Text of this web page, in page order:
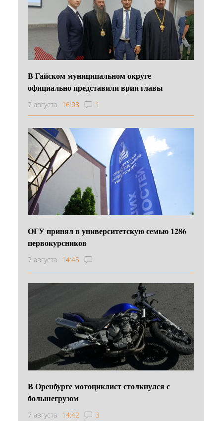
В Гайском муниципальном округе
официально представили врип главы
7 августа 16:08 1
ОГУ принял в университетскую семью 1286
первокурсников
7 августа 14:45
В Оренбурге мотоциклист столкнулся с
большегрузом
7 августа 14:42 3